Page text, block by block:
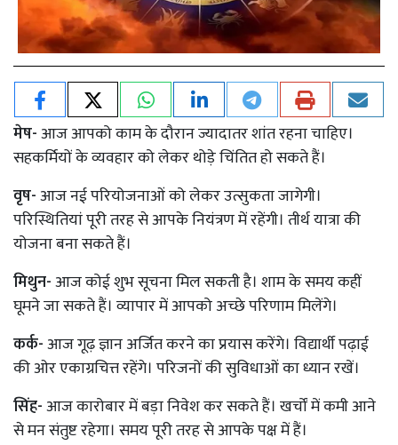
मेष-आज आपको काम के दौरान ज्यादातर शांत रहना चाहिए।
सहकर्मियों के व्यवहार को लेकर थोड़े चिंतित हो सकते हैं।
वृष-आज नई परियोजनाओं को लेकर उत्सुकता जागेगी।
परिस्थितियां पूरी तरह से आपके नियंत्रण में रहेंगी। तीर्थ यात्रा की
योजना बना सकते हैं।
मिथुन-आज कोई शुभ सूचना मिल सकती है। शाम के समय कहीं
घूमने जा सकते हैं। व्यापार में आपको अच्छे परिणाम मिलेंगे।
कर्क-आज गूढ़ ज्ञान अर्जित करने का प्रयास करेंगे। विद्यार्थी पढ़ाई
की ओर एकाग्रचित्त रहेंगे। परिजनों की सुविधाओं का ध्यान रखें।
सिंह-आज कारोबार में बड़ा निवेश कर सकते हैं। खर्चों में कमी आने
से मन संतुष्ट रहेगा। समय पूरी तरह से आपके पक्ष में हैं।